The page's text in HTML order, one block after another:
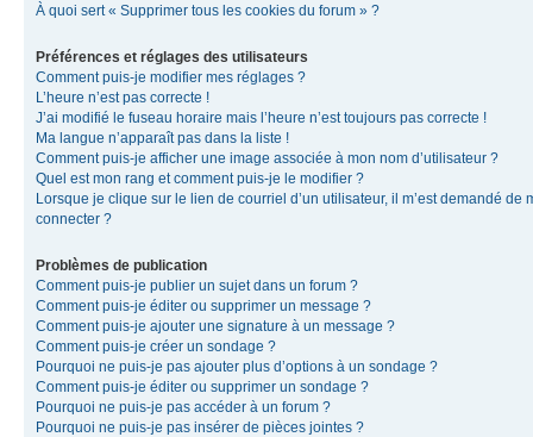
À quoi sert « Supprimer tous les cookies du forum » ?
Préférences et réglages des utilisateurs
Comment puis-je modifier mes réglages ?
L’heure n’est pas correcte !
J’ai modifié le fuseau horaire mais l’heure n’est toujours pas correcte !
Ma langue n’apparaît pas dans la liste !
Comment puis-je afficher une image associée à mon nom d’utilisateur ?
Quel est mon rang et comment puis-je le modifier ?
Lorsque je clique sur le lien de courriel d’un utilisateur, il m’est demandé de
connecter ?
Problèmes de publication
Comment puis-je publier un sujet dans un forum ?
Comment puis-je éditer ou supprimer un message ?
Comment puis-je ajouter une signature à un message ?
Comment puis-je créer un sondage ?
Pourquoi ne puis-je pas ajouter plus d’options à un sondage ?
Comment puis-je éditer ou supprimer un sondage ?
Pourquoi ne puis-je pas accéder à un forum ?
Pourquoi ne puis-je pas insérer de pièces jointes ?